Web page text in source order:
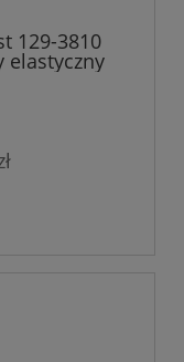
129-3810
elastyczny